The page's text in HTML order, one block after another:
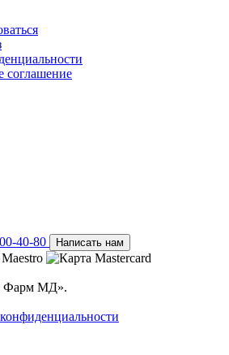
соглашение
40-80 Написать нам
МД».